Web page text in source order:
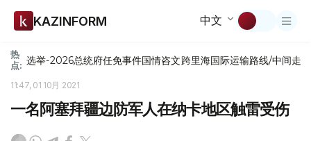
KAZINFORM 中文
热
点: 选举-2026总统府任免事件国情咨文跨里海国际运输路线/中间走廊
11:47, 01 10月 2021
一名阿塞拜疆边防军人在纳卡地区触雷受伤